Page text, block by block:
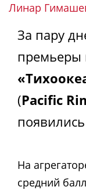
Линар
За пару
премьеры
(Pacific
На
средний